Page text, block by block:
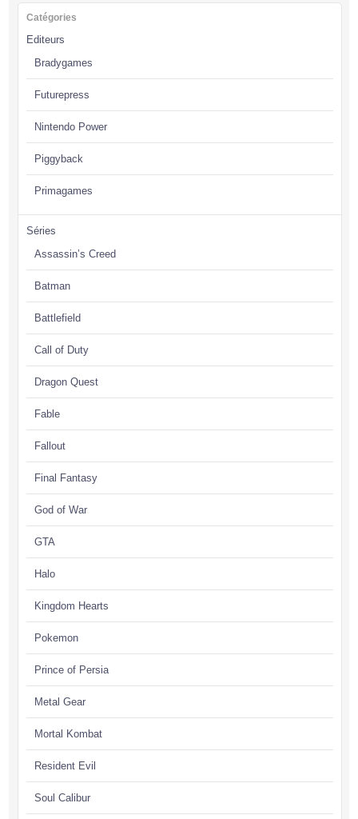
Catégories
Editeurs
Bradygames
Futurepress
Nintendo Power
Piggyback
Primagames
Séries
Assassin’s Creed
Batman
Battlefield
Call of Duty
Dragon Quest
Fable
Fallout
Final Fantasy
God of War
GTA
Halo
Kingdom Hearts
Pokemon
Prince of Persia
Metal Gear
Mortal Kombat
Resident Evil
Soul Calibur